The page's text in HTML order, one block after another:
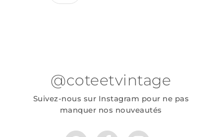
@coteetvintage
Suivez-nous sur Instagram pour ne pas
manquer nos nouveautés